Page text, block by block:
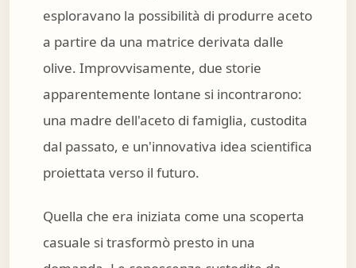
esploravano la possibilità di produrre aceto
a partire da una matrice derivata dalle
olive. Improvvisamente, due storie
apparentemente lontane si incontrarono:
una madre dell'aceto di famiglia, custodita
dal passato, e un'innovativa idea scientifica
proiettata verso il futuro.
Quella che era iniziata come una scoperta
casuale si trasformò presto in una